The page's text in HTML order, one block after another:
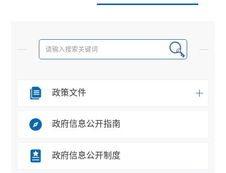
政策文件
政府信息公开指南
政府信息公开制度